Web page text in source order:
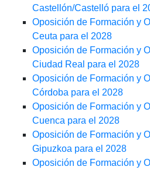
Castellón/Castelló para el
Oposición de Formación y
Ceuta para el 2028
Oposición de Formación y
Ciudad Real para el 2028
Oposición de Formación y
Córdoba para el 2028
Oposición de Formación y
Cuenca para el 2028
Oposición de Formación y
Gipuzkoa para el 2028
Oposición de Formación y